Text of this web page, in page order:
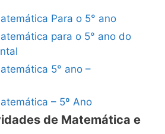
Para o 5° ano
para o 5° ano do
5° ano –
– 5º Ano
de Matemática e